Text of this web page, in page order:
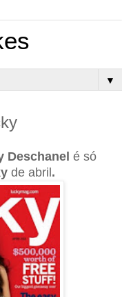
▼
Deschanel é só
de abril.